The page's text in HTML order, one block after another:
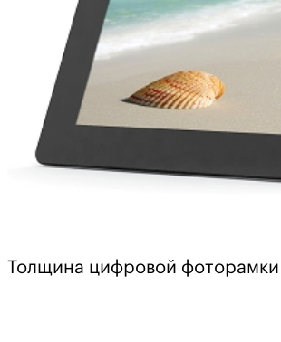
Толщина цифровой фоторамки